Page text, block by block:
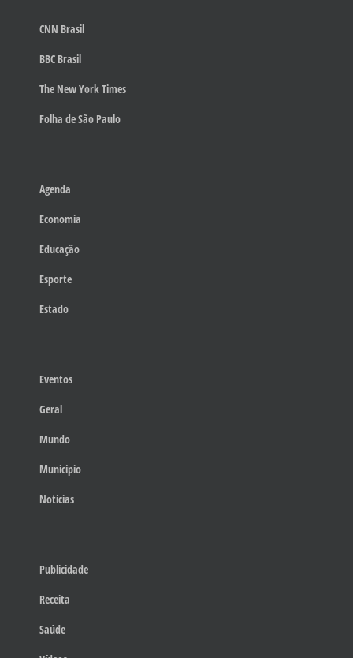
CNN Brasil
BBC Brasil
The New York Times
Folha de São Paulo
Agenda
Economia
Educação
Esporte
Estado
Eventos
Geral
Mundo
Município
Notícias
Publicidade
Receita
Saúde